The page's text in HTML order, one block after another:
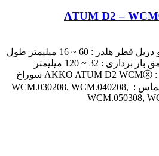
نگهدارنده ابزار U-DRILL یو دریل قطر هلدر : 60 ~ 16 میلیمتر طول
هلدر : 110 ~ 222 میلیمتر عمق بار برداری : 32 ~ 120 میلیمتر
سیستم : U DRILL D2 نوع : AKKO ATUM D2 WCMⓧ سوراخ
خنک کننده : ندارد مناسب الماس : WCM.030208, WCM.040208,
WCM.050308,